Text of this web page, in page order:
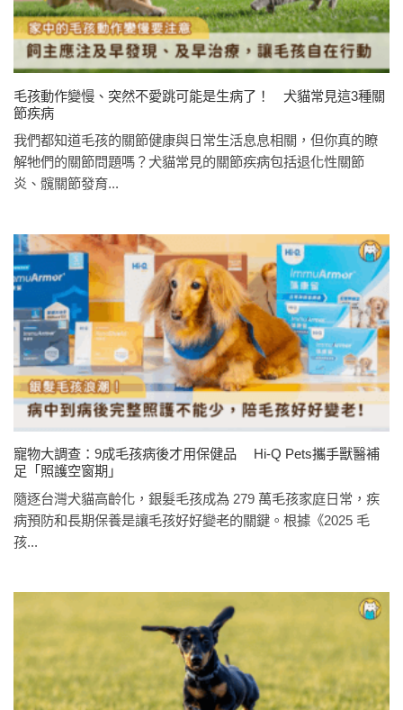
毛孩動作變慢、突然不愛跳可能是生病了！ 犬貓常見這3種關
節疾病
我們都知道毛孩的關節健康與日常生活息息相關，但你真的瞭
解牠們的關節問題嗎？犬貓常見的關節疾病包括退化性關節
炎、髖關節發育...
寵物大調查：9成毛孩病後才用保健品 Hi-Q Pets攜手獸醫補
足「照護空窗期」
隨逐台灣犬貓高齡化，銀髮毛孩成為 279 萬毛孩家庭日常，疾
病預防和長期保養是讓毛孩好好變老的關鍵。根據《2025 毛
孩...